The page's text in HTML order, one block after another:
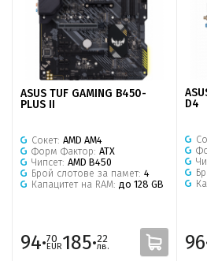
ASUS TUF GAMING B450-
PLUS II
Сокет: AMD AM4
Форм Фактор: ATX
Чипсет: AMD B450
Брой слотове за памет: 4
Капацитет на RAM: до 128 GB
94·70
EUR185·22
лв.
D4